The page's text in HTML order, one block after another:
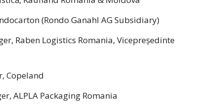
(Rondo Ganahl AG Subsidiary)
Raben Logistics Romania, Vicepreședinte
Copeland
ALPLA Packaging Romania